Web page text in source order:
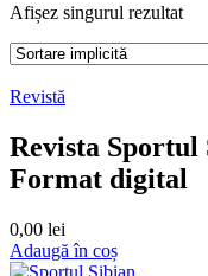
Afișez singurul rezultat
Revistă
Revista
Format digital
0,00 lei
Adaugă în coș